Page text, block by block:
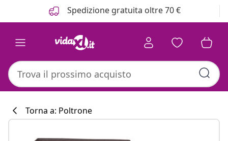
Spedizione gratuita oltre 70 €
Torna a: Poltrone